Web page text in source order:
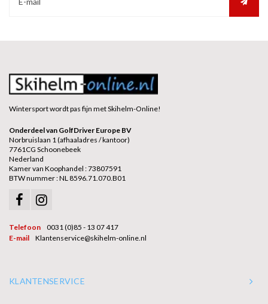
Wintersport wordt pas fijn met Skihelm-Online!
Onderdeel van GolfDriver Europe BV
Norbruislaan 1 (afhaaladres / kantoor)
7761CG Schoonebeek
Nederland
Kamer van Koophandel : 73807591
BTW nummer : NL 8596.71.070.B01
Telefoon
0031 (0)85 - 13 07 417
E-mail
Klantenservice@skihelm-online.nl
KLANTENSERVICE